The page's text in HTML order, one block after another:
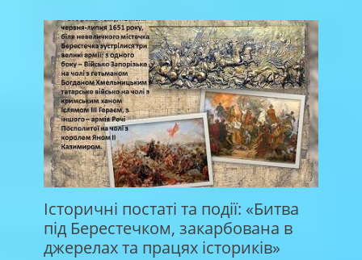
Історичні постаті та події: «Битва
під Берестечком, закарбована в
джерелах та працях істориків»